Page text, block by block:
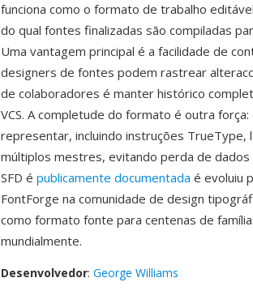
funciona como o formato de trabalho
do qual fontes finalizadas são compiladas
Uma vantagem principal é a facilidade de
designers de fontes podem rastrear
de colaboradores é manter histórico
VCS. A completude do formato é outra
representar, incluindo instruções
múltiplos mestres, evitando perda de
SFD é publicamente documentada é evoluiu
FontForge na comunidade de design
como formato fonte para centenas de
mundialmente.
Desenvolvedor: George Williams